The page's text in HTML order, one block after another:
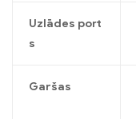
Uzlādes port
s
Garšas